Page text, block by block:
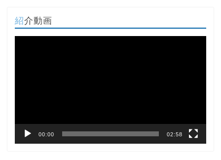
紹介動画
00:00 02:58